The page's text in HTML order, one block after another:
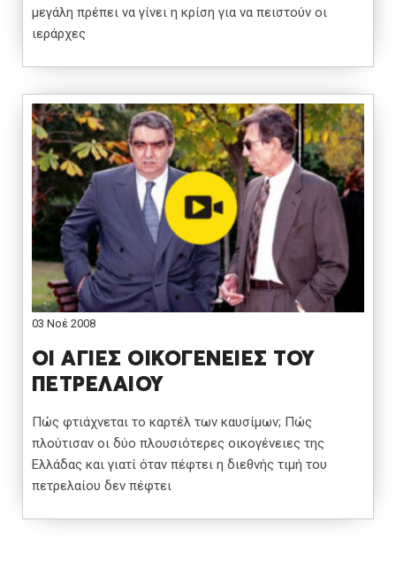
μεγάλη πρέπει να γίνει η κρίση για να πειστούν οι
ιεράρχες
03 Νοέ 2008
ΟΙ ΑΓΙΕΣ ΟΙΚΟΓΕΝΕΙΕΣ ΤΟΥ
ΠΕΤΡΕΛΑΙΟΥ
Πώς φτιάχνεται το καρτέλ των καυσίμων; Πώς
πλούτισαν οι δύο πλουσιότερες οικογένειες της
Ελλάδας και γιατί όταν πέφτει η διεθνής τιμή του
πετρελαίου δεν πέφτει